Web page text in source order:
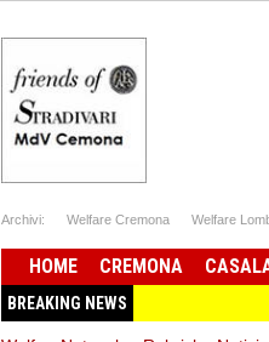
Archivi: Welfare Cremona Welfare
HOME CREMONA
BREAKING NEWS